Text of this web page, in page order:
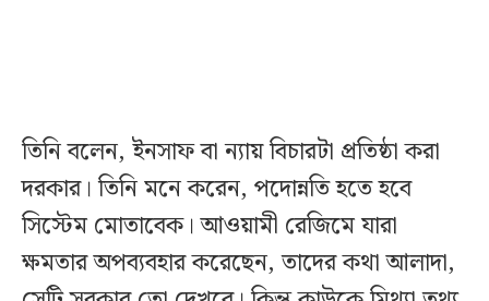
তিনি বলেন, ইনসাফ বা ন্যায় বিচারটা প্রতিষ্ঠা করা
দরকার। তিনি মনে করেন, পদোন্নতি হতে হবে
সিস্টেম মোতাবেক। আওয়ামী রেজিমে যারা
ক্ষমতার অপব্যবহার করেছেন, তাদের কথা আলাদা,